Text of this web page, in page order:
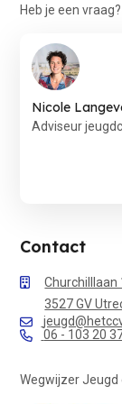
Heb je een
Nicole
Adviseur
Contact
Churchilllaan
3527 GV
06 - 103 20
Wegwijzer Jeugd